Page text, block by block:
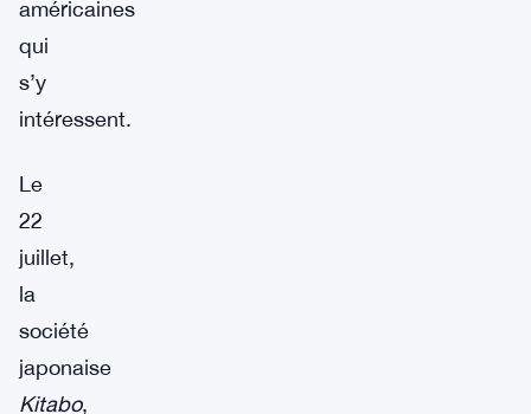
américaines
qui
s’y
intéressent.
Le
22
juillet,
la
société
japonaise
Kitabo,